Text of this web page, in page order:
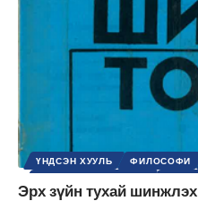
ҮНДСЭН ХУУЛЬ ФИЛОСОФИ
Эрх зүйн тухай